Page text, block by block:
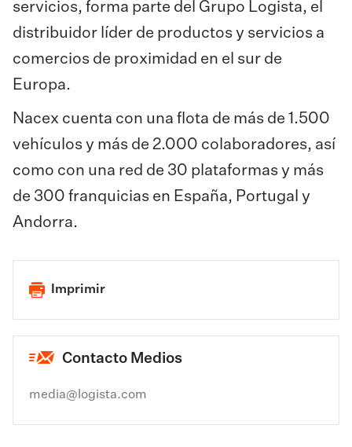
servicios, forma parte del Grupo Logista, el
distribuidor líder de productos y servicios a
comercios de proximidad en el sur de
Europa.
Nacex cuenta con una flota de más de 1.500
vehículos y más de 2.000 colaboradores, así
como con una red de 30 plataformas y más
de 300 franquicias en España, Portugal y
Andorra.
Imprimir
Contacto Medios
media@logista.com